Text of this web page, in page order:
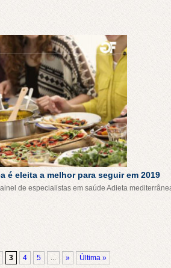
é eleita a melhor para seguir em 2019
de especialistas em saúde Adieta
3 4 5 ... » Última »